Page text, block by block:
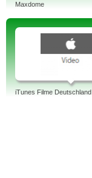
Maxdome
iTunes Filme Deutschland